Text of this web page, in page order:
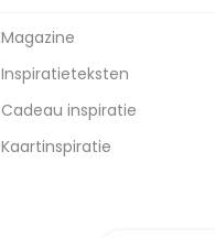
Magazine
Inspiratieteksten
Cadeau inspiratie
Kaartinspiratie